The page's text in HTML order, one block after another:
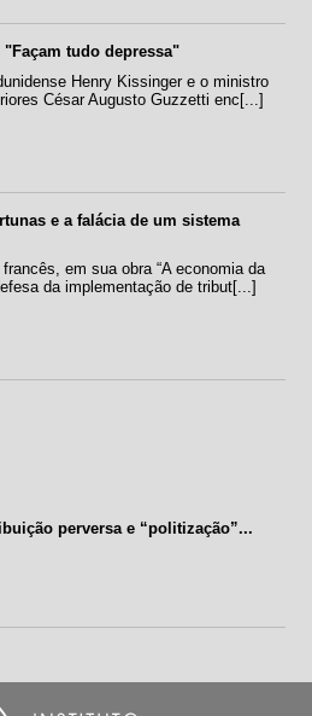
tudo depressa"
Henry Kissinger e o ministro
César Augusto Guzzetti enc[...]
e a falácia de um sistema
em sua obra “A economia da
da implementação de tribut[...]
perversa e “politização”...